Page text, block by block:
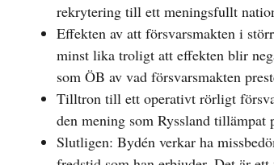
rekrytering till ett meningsfullt
Effekten av att försvarsmakten i
minst lika troligt att effekten blir
som ÖB av vad försvarsmakten
Tilltron till ett operativt rörligt
den mening som Ryssland
Slutligen: Bydén verkar ha